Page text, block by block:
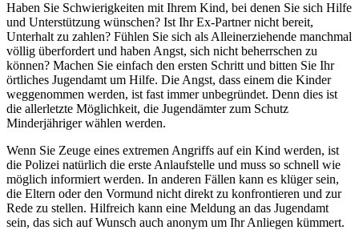
Haben Sie Schwierigkeiten mit Ihrem Kind, bei denen Sie sich Hilfe
und Unterstützung wünschen? Ist Ihr Ex-Partner nicht bereit,
Unterhalt zu zahlen? Fühlen Sie sich als Alleinerziehende manchmal
völlig überfordert und haben Angst, sich nicht beherrschen zu
können? Machen Sie einfach den ersten Schritt und bitten Sie Ihr
örtliches Jugendamt um Hilfe. Die Angst, dass einem die Kinder
weggenommen werden, ist fast immer unbegründet. Denn dies ist
die allerletzte Möglichkeit, die Jugendämter zum Schutz
Minderjähriger wählen werden.
Wenn Sie Zeuge eines extremen Angriffs auf ein Kind werden, ist
die Polizei natürlich die erste Anlaufstelle und muss so schnell wie
möglich informiert werden. In anderen Fällen kann es klüger sein,
die Eltern oder den Vormund nicht direkt zu konfrontieren und zur
Rede zu stellen. Hilfreich kann eine Meldung an das Jugendamt
sein, das sich auf Wunsch auch anonym um Ihr Anliegen kümmert.